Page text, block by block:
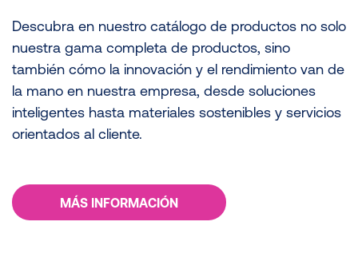
Descubra en nuestro catálogo de productos no solo
nuestra gama completa de productos, sino
también cómo la innovación y el rendimiento van de
la mano en nuestra empresa, desde soluciones
inteligentes hasta materiales sostenibles y servicios
orientados al cliente.
MÁS INFORMACIÓN